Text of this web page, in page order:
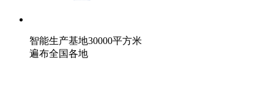
智能生产基地30000平方米
遍布全国各地